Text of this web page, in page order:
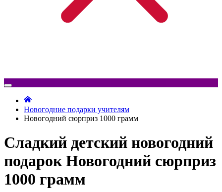
Новогодние подарки учителям
Новогодний сюрприз 1000 грамм
Сладкий детский новогодний
подарок Новогодний сюрприз
1000 грамм